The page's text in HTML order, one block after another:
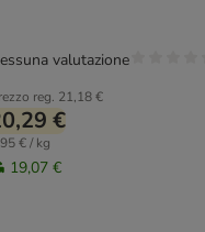
reg. 21,18 €
€
€ / kg
19,07 €
valutazione